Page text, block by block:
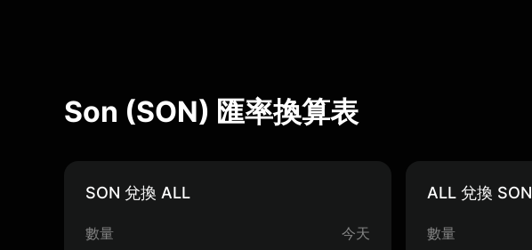
Son (SON) 匯率換算表
SON 兌換 ALL
數量 今天
ALL 兌換 SON
數量